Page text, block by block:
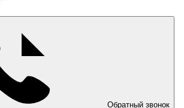
Обратный звонок